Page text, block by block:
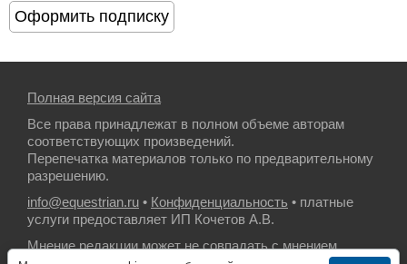
Полная версия сайта
Все права принадлежат в полном объеме авторам
соответствующих произведений.
Перепечатка материалов только по предварительному
разрешению.
info@equestrian.ru • Конфиденциальность • платные
услуги предоставляет ИП Кочетов А.В.
Мнение редакции может не совпадать с мнением